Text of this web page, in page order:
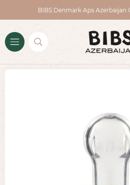
BIBS Denmark Aps